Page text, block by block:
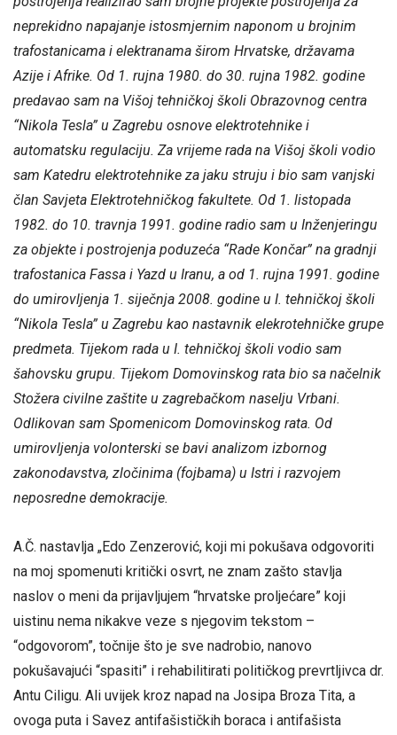
neprekidno napajanje istosmjernim naponom u brojnim
trafostanicama i elektranama širom Hrvatske, državama
Azije i Afrike. Od 1. rujna 1980. do 30. rujna 1982. godine
predavao sam na Višoj tehničkoj školi Obrazovnog centra
“Nikola Tesla” u Zagrebu osnove elektrotehnike i
automatsku regulaciju. Za vrijeme rada na Višoj školi vodio
sam Katedru elektrotehnike za jaku struju i bio sam vanjski
član Savjeta Elektrotehničkog fakultete. Od 1. listopada
1982. do 10. travnja 1991. godine radio sam u Inženjeringu
za objekte i postrojenja poduzeća “Rade Končar” na gradnji
trafostanica Fassa i Yazd u Iranu, a od 1. rujna 1991. godine
do umirovljenja 1. siječnja 2008. godine u I. tehničkoj školi
“Nikola Tesla” u Zagrebu kao nastavnik elekrotehničke grupe
predmeta. Tijekom rada u I. tehničkoj školi vodio sam
šahovsku grupu. Tijekom Domovinskog rata bio sa načelnik
Stožera civilne zaštite u zagrebačkom naselju Vrbani.
Odlikovan sam Spomenicom Domovinskog rata. Od
umirovljenja volonterski se bavi analizom izbornog
zakonodavstva, zločinima (fojbama) u Istri i razvojem
neposredne demokracije.
A.Č. nastavlja „Edo Zenzerović, koji mi pokušava odgovoriti
na moj spomenuti kritički osvrt, ne znam zašto stavlja
naslov o meni da prijavljujem “hrvatske proljećare” koji
uistinu nema nikakve veze s njegovim tekstom –
“odgovorom”, točnije što je sve nadrobio, nanovo
pokušavajući “spasiti” i rehabilitirati političkog prevrtljivca dr.
Antu Ciligu. Ali uvijek kroz napad na Josipa Broza Tita, a
ovoga puta i Savez antifašističkih boraca i antifašista